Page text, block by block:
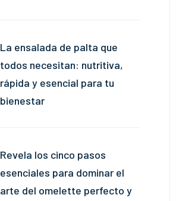
La ensalada de palta que
todos necesitan: nutritiva,
rápida y esencial para tu
bienestar
Revela los cinco pasos
esenciales para dominar el
arte del omelette perfecto y